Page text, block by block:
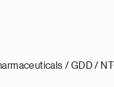
/ GDD /